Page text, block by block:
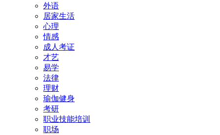
外语
居家生活
心理
情感
成人考证
才艺
易学
法律
理财
瑜伽健身
考研
职业技能培训
职场